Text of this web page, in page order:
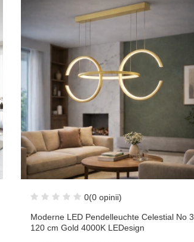
0(0 opinii)
Moderne LED Pendelleuchte Celestial No 3
120 cm Gold 4000K LEDesign